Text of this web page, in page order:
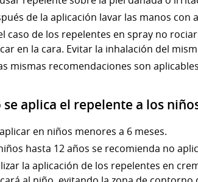
de la aplicación lavar las manos con
caso de los repelentes en spray no
en la cara. Evitar la inhalación del
mismas recomendaciones son
se aplica el repelente a los
en niños menores a 6 meses.
hasta 12 años se recomienda no
la aplicación de los repelentes en